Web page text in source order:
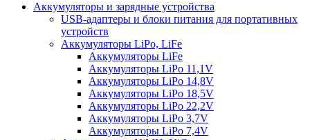
Аккумуляторы и зарядные устройства
USB-адаптеры и блоки питания для портативных
устройств
Аккумуляторы LiPo, LiFe
Аккумуляторы LiFe
Аккумуляторы LiPo 11,1V
Аккумуляторы LiPo 14,8V
Аккумуляторы LiPo 18,5V
Аккумуляторы LiPo 22,2V
Аккумуляторы LiPo 3,7V
Аккумуляторы LiPo 7,4V